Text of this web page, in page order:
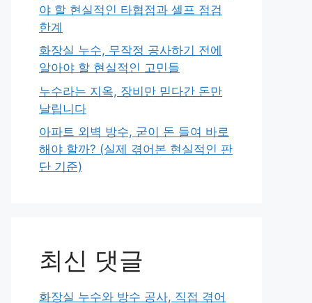
야 할 현실적인 타협점과 셀프 점검
한계
화장실 누수, 무작정 공사하기 전에
알아야 할 현실적인 고민들
누수라는 지옥, 장비만 믿다간 돈만
날립니다
아파트 외벽 방수, 굳이 돈 들여 바로
해야 할까? (실제 겪어본 현실적인 판
단 기준)
최신 댓글
화장실 누수와 방수 공사, 직접 겪어